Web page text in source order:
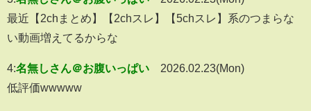
最近【2chまとめ】【2chスレ】【5chスレ】系のつまらな
い動画増えてるからな
4:名無しさん＠お腹いっぱい
2026.02.23(Mon)
低評価wwwww